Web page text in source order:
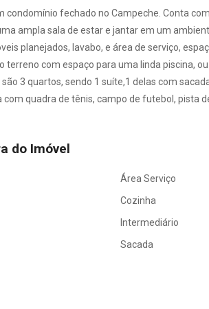
condomínio fechado no Campeche. Conta
ampla sala de estar e jantar em um
planejados, lavabo, e área de serviço,
terreno com espaço para uma linda piscina,
são 3 quartos, sendo 1 suíte,1 delas com
com quadra de tênis, campo de futebol, pista
do Imóvel
Área Serviço
Cozinha
Intermediário
Sacada